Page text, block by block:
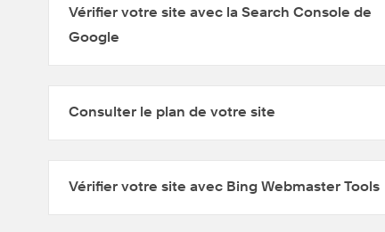
Vérifier votre site avec la Search Console de
Google
Consulter le plan de votre site
Vérifier votre site avec Bing Webmaster Tools